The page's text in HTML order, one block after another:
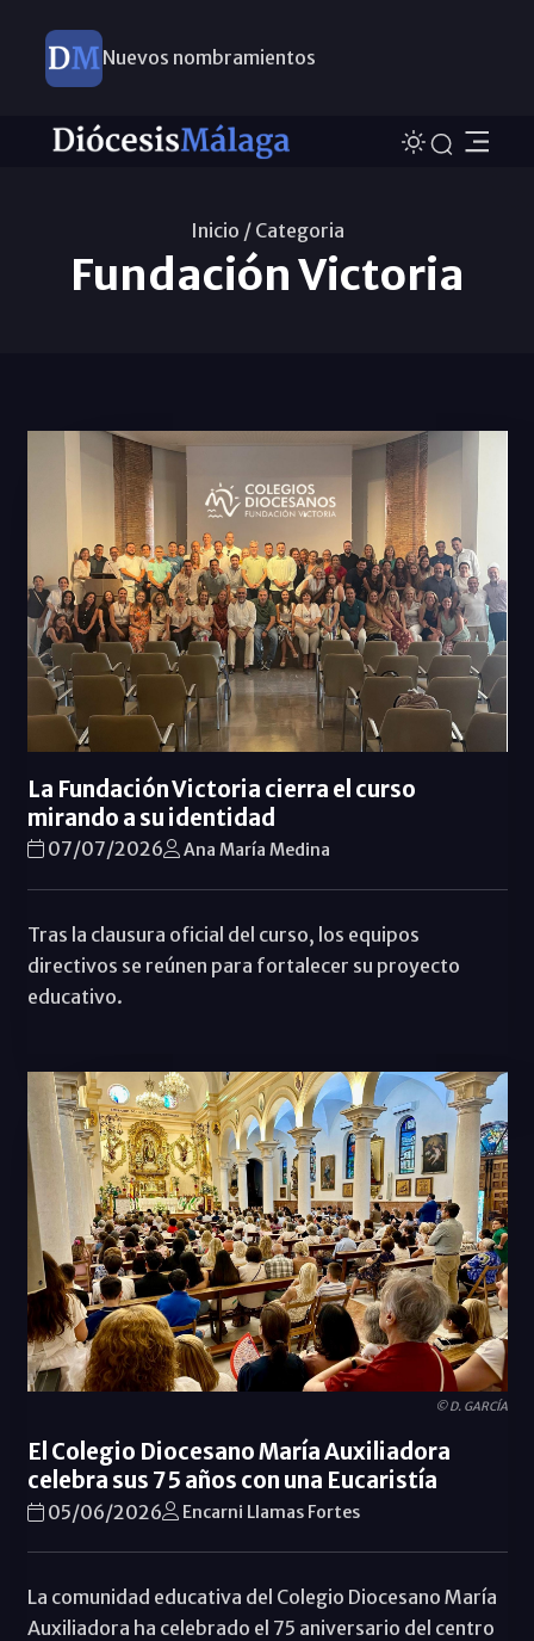
Nuevos nombramientos
Inicio / Categoria
Fundación Victoria
La Fundación Victoria cierra el curso
mirando a su identidad
07/07/2026 Ana María Medina
Tras la clausura oficial del curso, los equipos
directivos se reúnen para fortalecer su proyecto
educativo.
© D. GARCÍA
El Colegio Diocesano María Auxiliadora
celebra sus 75 años con una Eucaristía
05/06/2026 Encarni Llamas Fortes
La comunidad educativa del Colegio Diocesano María
Auxiliadora ha celebrado el 75 aniversario del centro